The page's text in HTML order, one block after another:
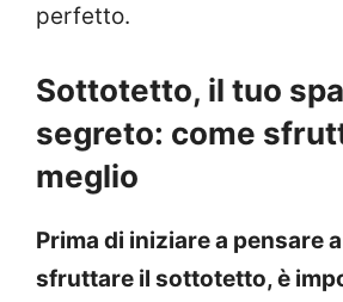
perfetto.
Sottotetto, il tuo
segreto: come
meglio
Prima di iniziare a pensare
sfruttare il sottotetto, è